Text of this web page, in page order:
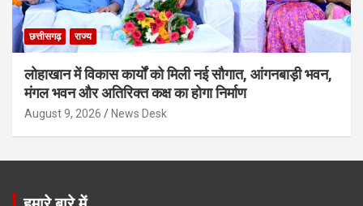
छत्तीसगढ़ राज्य
लोहाखान में विकास कार्यों को मिली नई सौगात, आंगनबाड़ी भवन,
मंगल भवन और अतिरिक्त कक्ष का होगा निर्माण
August 9, 2026 News Desk